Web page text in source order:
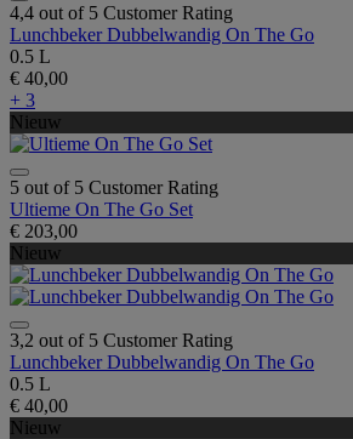
4,4 out of 5 Customer Rating
Lunchbeker Dubbelwandig On The Go
0.5 L
€ 40,00
+ 3
Nieuw
5 out of 5 Customer Rating
Ultieme On The Go Set
€ 203,00
Nieuw
3,2 out of 5 Customer Rating
Lunchbeker Dubbelwandig On The Go
0.5 L
€ 40,00
Nieuw